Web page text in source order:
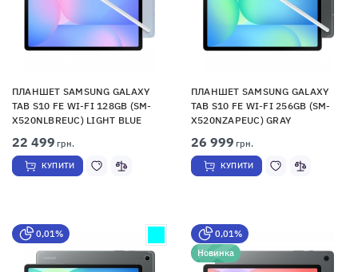
ПЛАНШЕТ SAMSUNG GALAXY
TAB S10 FE WI-FI 128GB (SM-
X520NLBREUC) LIGHT BLUE
22 499 грн.
КУПИТИ
ПЛАНШЕТ SAMSUNG GALAXY
TAB S10 FE WI-FI 256GB (SM-
X520NZAPEUC) GRAY
26 999 грн.
КУПИТИ
0,01%
0,01%
Новинка